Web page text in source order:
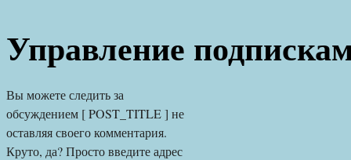
Управление
Вы можете следить за
обсуждением [ POST_TITLE ] не
оставляя своего комментария.
Круто, да? Просто введите адрес